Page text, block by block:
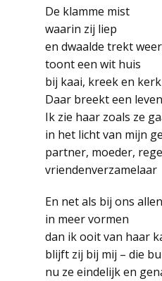
De klamme mist
waarin zij liep
en dwaalde trekt
toont een wit huis
bij kaai, kreek en kerk
Daar breekt een
Ik zie haar zoals ze
in het licht van mijn
partner, moeder,
vriendenverzamelaar
En net als bij ons allen
in meer vormen
dan ik ooit van haar
blijft zij bij mij – die
nu ze eindelijk en